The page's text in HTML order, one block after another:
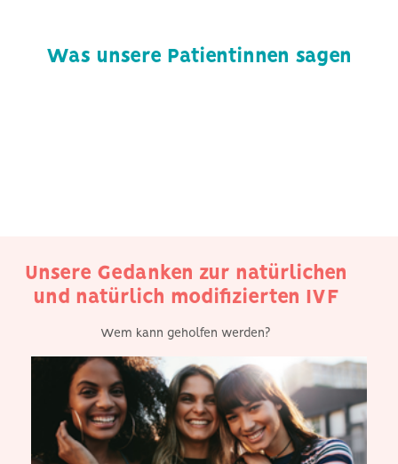
Was unsere Patientinnen sagen
Unsere Gedanken zur natürlichen
und natürlich modifizierten IVF
Wem kann geholfen werden?